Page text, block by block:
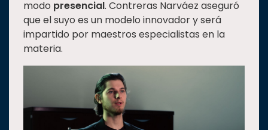
modo presencial. Contreras Narváez aseguró
que el suyo es un modelo innovador y será
impartido por maestros especialistas en la
materia.